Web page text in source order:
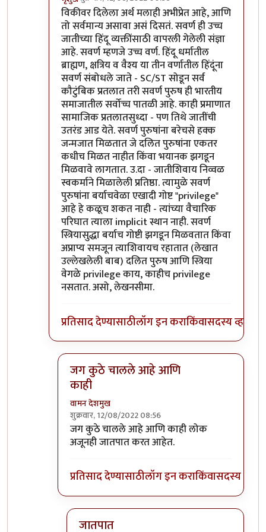
In reply toसवर्ण / अवर्णbyवामन देशमुख
विकीवर दिलेला अर्थ मलाही अभीप्रेत आहे, आणि
तो सर्वमान्य असावा असं दिसतं. सवर्ण ही उच्च
जातीच्या हिंदू व्यक्तींसाठी वापरली गेलेली संज्ञा
आहे. सवर्ण म्हणजे उच्च वर्ण. हिंदू धर्मातील
ब्राह्मण, क्षत्रिय व वैश्य या तीन वर्णातील हिंदूंना
सवर्ण संबोधले जाते - SC/ST सोडून सर्व
कौटुंबिक प्रतलात तरी सवर्ण पुरुष ही भारतीय
समाजातील सर्वोच्च पातळी आहे. काही प्रमाणात
सामाजिक प्रतलातसुध्दा - पण तिथे जातींची
उतरंड आड येते. सवर्ण पुरुषांना बरेचसे हक्क
जन्मजात मिळतात जे दलित पुरुषांना एकतर
कधीच मिळत नाहीत किंवा भयानक झगडून
मिळवावे लागतात. उ.दा - जातीशिवाय निव्वळ
स्वकर्माने मिळालेली प्रतिष्ठा. त्यामुळे सवर्ण
पुरुषांना बर्याचवेळा एखादी गोष्ट "privilege"
आहे हे कळूच शकत नाही - त्यांच्या वैचारिक
परिघात त्याला implicit स्थान नाही. सवर्ण
स्त्रियासुद्धा बर्याच गोष्टी झगडून मिळवतात किंवा
अप्राप्य समजून त्याशिवायच रहातात (लेखात
उल्लेखलेली बाब) दलित पुरुष आणि स्त्रिया
वेगळे privilege काय, काहीच privilege
नसतात. असो, लेखनसीमा.
प्रतिसाद देण्यासाठीलॉग इन कराकिंवासदस्य व्हा
जग कुठे चालले आहे आणि
काही
वामन देशमुख
शुक्रवार, 12/08/2022 08:56
In reply to।byभृशुंडी
जग कुठे चालले आहे आणि काही लोक
अजूनही जातपात करत आहेत.
प्रतिसाद देण्यासाठीलॉग इन कराकिंवासदस्य व्हा
जातपात